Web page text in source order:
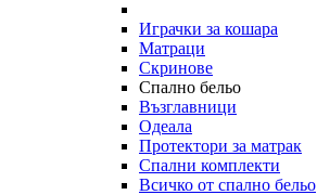
Играчки за кошара
Матраци
Скринове
Спално бельо
Възглавници
Одеала
Протектори за матрак
Спални комплекти
Всичко от спално бельо